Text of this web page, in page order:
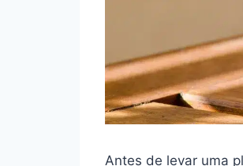
Antes de levar uma